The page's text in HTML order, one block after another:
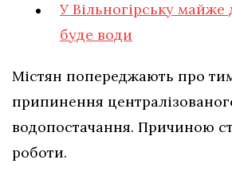
У Вільногірську майже
буде води
Містян попереджають про
припинення
водопостачання. Причиною
роботи.